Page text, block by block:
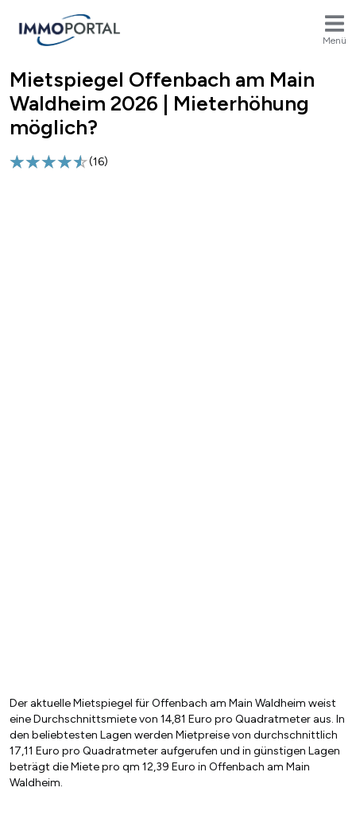
Menü
Breadcrumb
Mietspiegel Offenbach am Main
Waldheim 2026 | Mieterhöhung
möglich?
(16)
Der aktuelle Mietspiegel für Offenbach am Main Waldheim weist
eine Durchschnittsmiete von 14,81 Euro pro Quadratmeter aus. In
den beliebtesten Lagen werden Mietpreise von durchschnittlich
17,11 Euro pro Quadratmeter aufgerufen und in günstigen Lagen
beträgt die Miete pro qm 12,39 Euro in Offenbach am Main
Waldheim.